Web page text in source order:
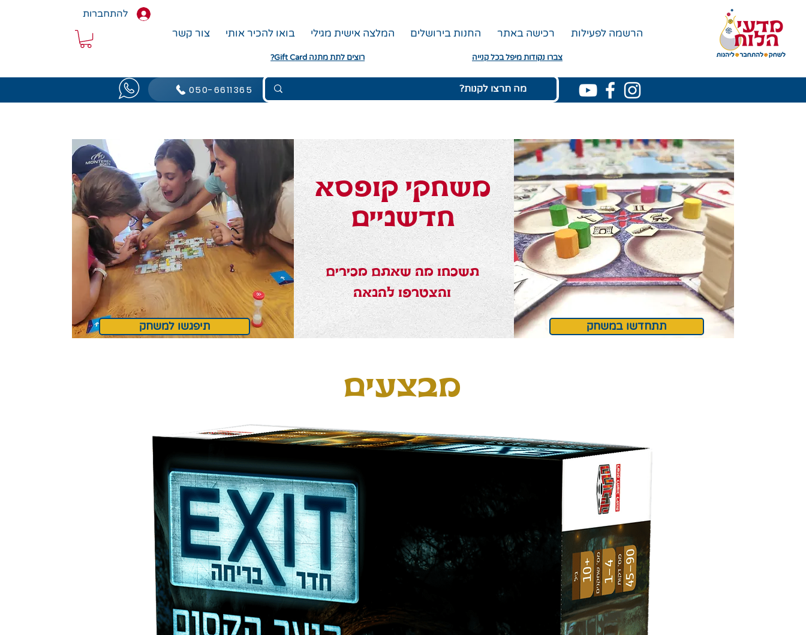
להתחברות
הרשמה לפעילות רכישה באתר החנות בירושלים המלצה אישית מגילי בואו להכיר אותי צור קשר
רוצים לתת מתנה Gift Card? צברו נקודות מיפל בכל קנייה
050-6611365
תיפגשו למשחק
משחקי קופסא
חדשניים
תשכחו מה שאתם מכירים
והצטרפו להנאה
תתחדשו במשחק
מבצעים